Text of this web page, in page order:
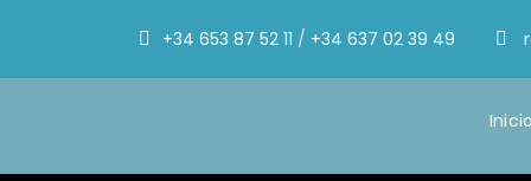
+34 653 87 52 11 / +34 637 02 39 49
Inicio